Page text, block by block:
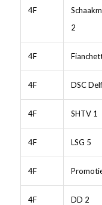
4F
2
4F
4F DSC
4F SHTV 1
4F LSG 5
4F
4F DD 2